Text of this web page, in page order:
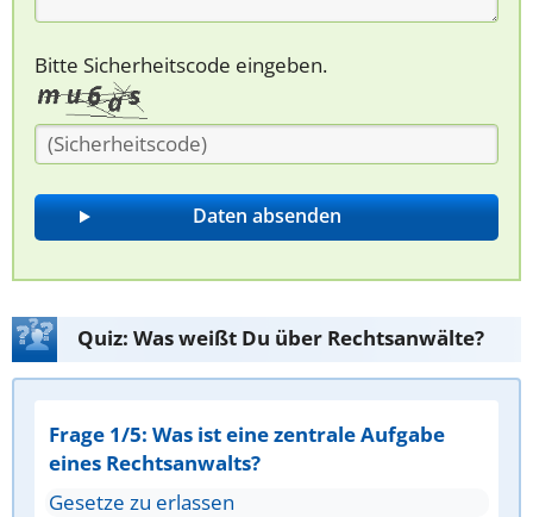
Bitte Sicherheitscode eingeben.
Quiz: Was weißt Du über Rechtsanwälte?
Frage 1/5: Was ist eine zentrale Aufgabe
eines Rechtsanwalts?
Gesetze zu erlassen